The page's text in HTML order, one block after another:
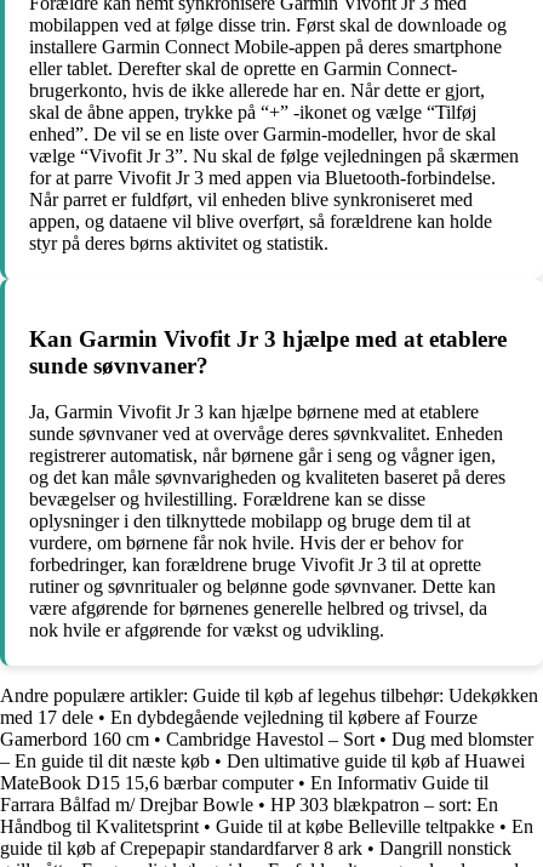
mobilappen ved at følge disse trin. Først skal de downloade og
installere Garmin Connect Mobile-appen på deres smartphone
eller tablet. Derefter skal de oprette en Garmin Connect-
brugerkonto, hvis de ikke allerede har en. Når dette er gjort,
skal de åbne appen, trykke på “+” -ikonet og vælge “Tilføj
enhed”. De vil se en liste over Garmin-modeller, hvor de skal
vælge “Vivofit Jr 3”. Nu skal de følge vejledningen på skærmen
for at parre Vivofit Jr 3 med appen via Bluetooth-forbindelse.
Når parret er fuldført, vil enheden blive synkroniseret med
appen, og dataene vil blive overført, så forældrene kan holde
styr på deres børns aktivitet og statistik.
Kan Garmin Vivofit Jr 3 hjælpe med at etablere
sunde søvnvaner?
Ja, Garmin Vivofit Jr 3 kan hjælpe børnene med at etablere
sunde søvnvaner ved at overvåge deres søvnkvalitet. Enheden
registrerer automatisk, når børnene går i seng og vågner igen,
og det kan måle søvnvarigheden og kvaliteten baseret på deres
bevægelser og hvilestilling. Forældrene kan se disse
oplysninger i den tilknyttede mobilapp og bruge dem til at
vurdere, om børnene får nok hvile. Hvis der er behov for
forbedringer, kan forældrene bruge Vivofit Jr 3 til at oprette
rutiner og søvnritualer og belønne gode søvnvaner. Dette kan
være afgørende for børnenes generelle helbred og trivsel, da
nok hvile er afgørende for vækst og udvikling.
Andre populære artikler: Guide til køb af legehus tilbehør: Udekøkken
med 17 dele • En dybdegående vejledning til købere af Fourze
Gamerbord 160 cm • Cambridge Havestol – Sort • Dug med blomster
– En guide til dit næste køb • Den ultimative guide til køb af Huawei
MateBook D15 15,6 bærbar computer• En Informativ Guide til
Farrara Bålfad m/ Drejbar Bowle • HP 303 blækpatron – sort: En
Håndbog til Kvalitetsprint • Guide til at købe Belleville teltpakke • En
guide til køb af Crepepapir standardfarver 8 ark • Dangrill nonstick